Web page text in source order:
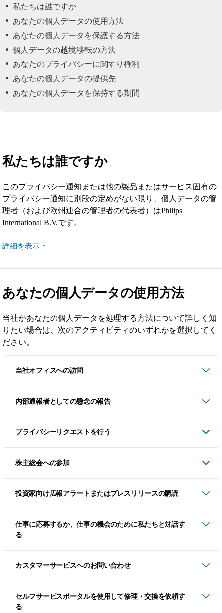
私たちは誰ですか
あなたの個人データの使用方法
あなたの個人データを保護する方法
個人データの越境移転の方法
あなたのプライバシーに関すり権利
あなたの個人データの提供先
あなたの個人データを保持する期間
私たちは誰ですか
このプライバシー通知または他の製品またはサービス固有の
プライバシー通知に別段の定めがない限り、個人データの管
理者（および欧州連合の管理者の代表者）はPhilips
International B.V.です。
詳細を表示
あなたの個人データの使用方法
当社があなたの個人データを処理する方法について詳しく知
りたい場合は、次のアクティビティのいずれかを選択してく
ださい。
当社オフィスへの訪問
内部通報者としての懸念の報告
プライバシーリクエストを行う
株主総会への参加
投資家向け広報アラートまたはプレスリリースの購読
仕事に応募するか、仕事の機会のために私たちと対話す
る
カスタマーサービスへのお問い合わせ
セルフサービスポータルを使用して修理・交換を依頼す
る